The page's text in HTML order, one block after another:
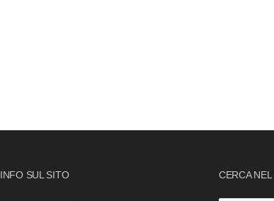
INFO SUL SITO CERCA